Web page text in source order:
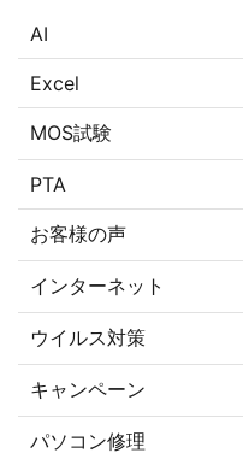
AI
Excel
MOS試験
PTA
お客様の声
インターネット
ウイルス対策
キャンペーン
パソコン修理